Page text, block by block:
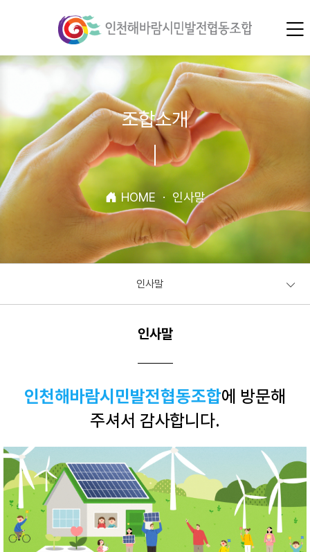
조합소개
HOME · 인사말
인사말
인사말
인천해바람시민발전협동조합에 방문해
주셔서 감사합니다.